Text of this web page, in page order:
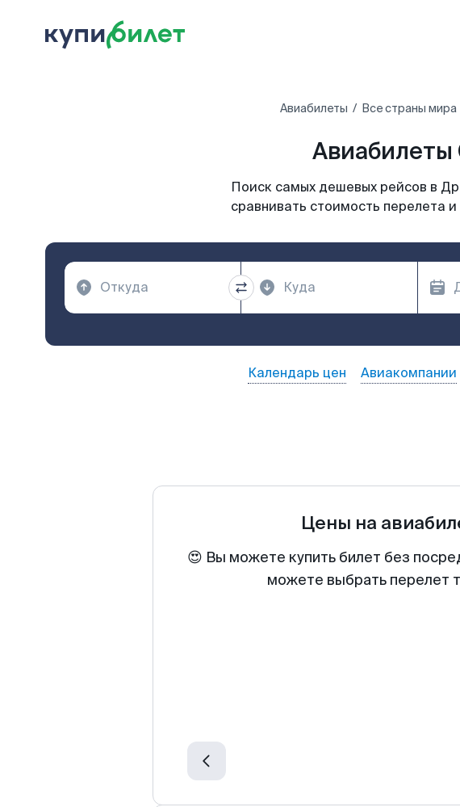
Авиабилеты Все страны мира
Авиабилеты
Поиск самых дешевых рейсов в
сравнивать стоимость перелета
Календарь цен Авиакомпании
Цены на
😍 Вы можете купить билет без
можете выбрать перелет